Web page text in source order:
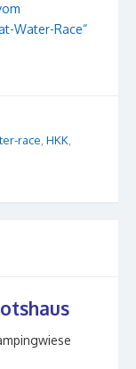
Water-Race“
race HKK